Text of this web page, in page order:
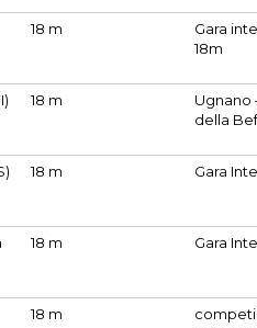
18 m
Gara
18m
18 m
Ugnano
della
18 m Gara
18 m Gara
18 m